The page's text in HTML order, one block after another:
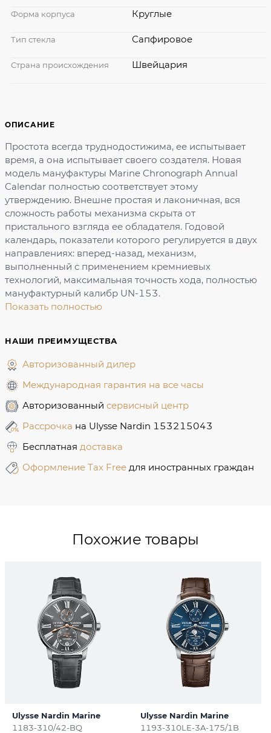
ОПИСАНИЕ
Простота всегда труднодостижима, ее испытывает
время, а она испытывает своего создателя. Новая
модель мануфактуры Marine Chronograph Annual
Calendar полностью соответствует этому
утверждению. Внешне простая и лаконичная, вся
сложность работы механизма скрыта от
пристального взгляда ее обладателя. Годовой
календарь, показатели которого регулируется в двух
направлениях: вперед-назад, механизм,
выполненный с применением кремниевых
технологий, максимальная точность хода, полностью
мануфактурный калибр UN-153.
Показать полностью
НАШИ ПРЕИМУЩЕСТВА
Авторизованный дилер
Международная гарантия на все часы
Авторизованный сервисный центр
Рассрочка на Ulysse Nardin 153215043
Бесплатная доставка
Оформление Tax Free для иностранных граждан
Форма корпуса Круглые
Тип стекла Сапфировое
Страна происхождения Швейцария
Похожие товары
Ulysse Nardin Marine
1183-310/42-BQ
Ulysse Nardin Marine
1193-310LE-3A-175/1B